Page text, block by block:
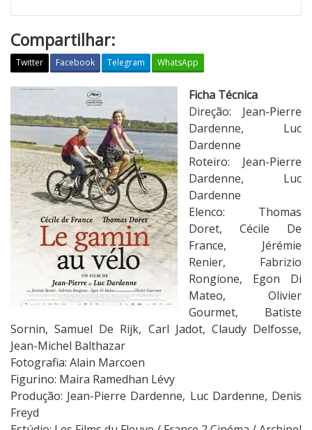
Compartilhar:
Twitter Facebook Telegram WhatsApp
r
í
t
i
c
a
O
o
d
e
B
i
c
Ficha Técnica
Direção: Jean-Pierre
Dardenne, Luc
Dardenne
Roteiro: Jean-Pierre
Dardenne, Luc
Dardenne
Elenco: Thomas
Doret, Cécile De
France, Jérémie
Renier, Fabrizio
Rongione, Egon Di
Mateo, Olivier
Gourmet, Batiste
Sornin, Samuel De Rijk, Carl Jadot, Claudy Delfosse,
Jean-Michel Balthazar
Fotografia: Alain Marcoen
Figurino: Maira Ramedhan Lévy
Produção: Jean-Pierre Dardenne, Luc Dardenne, Denis
Freyd